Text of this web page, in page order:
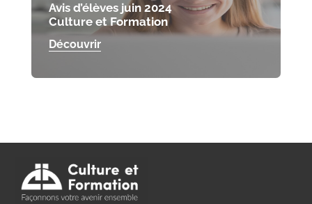
Avis d’élèves juin 2024
Culture et Formation
Découvrir